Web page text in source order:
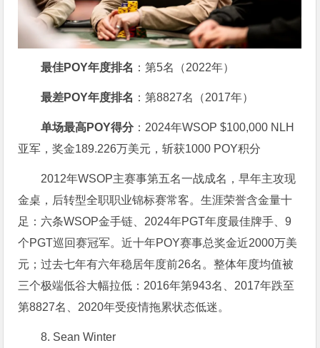
最佳POY年度排名 ：第5名（2022年）
最差POY年度排名 ：第8827名（2017年）
单场最高POY得分：2024年WSOP $100,000 NLH
亚军，奖金189.226万美元，斩获1000 POY积分
2012年WSOP主赛事第五名一战成名，早年主攻现
金桌，后转型全职职业锦标赛常客。生涯荣誉含金量十
足：六条WSOP金手链、2024年PGT年度最佳牌手、9
个PGT巡回赛冠军。近十年POY赛事总奖金近2000万美
元；过去七年有六年稳居年度前26名。整体年度均值被
三个极端低谷大幅拉低：2016年第943名、2017年跌至
第8827名、2020年受疫情拖累状态低迷。
8. Sean Winter